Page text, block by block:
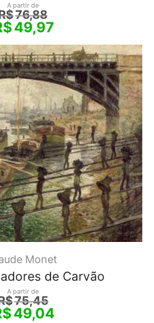
A partir de
76,88
49,97
Monet
de Carvão
A partir de
75,45
49,04